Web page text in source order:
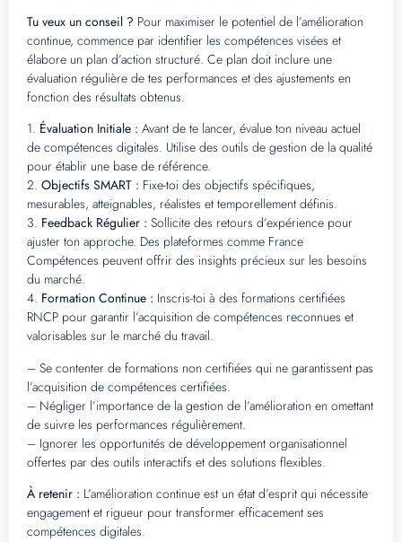
Tu veux un conseil ? Pour maximiser le potentiel de l’amélioration
continue, commence par identifier les compétences visées et
élabore un plan d’action structuré. Ce plan doit inclure une
évaluation régulière de tes performances et des ajustements en
fonction des résultats obtenus.
1. Évaluation Initiale : Avant de te lancer, évalue ton niveau actuel
de compétences digitales. Utilise des outils de gestion de la qualité
pour établir une base de référence.
2. Objectifs SMART : Fixe-toi des objectifs spécifiques,
mesurables, atteignables, réalistes et temporellement définis.
3. Feedback Régulier : Sollicite des retours d’expérience pour
ajuster ton approche. Des plateformes comme France
Compétences peuvent offrir des insights précieux sur les besoins
du marché.
4. Formation Continue : Inscris-toi à des formations certifiées
RNCP pour garantir l’acquisition de compétences reconnues et
valorisables sur le marché du travail.
– Se contenter de formations non certifiées qui ne garantissent pas
l’acquisition de compétences certifiées.
– Négliger l’importance de la gestion de l’amélioration en omettant
de suivre les performances régulièrement.
– Ignorer les opportunités de développement organisationnel
offertes par des outils interactifs et des solutions flexibles.
À retenir : L’amélioration continue est un état d’esprit qui nécessite
engagement et rigueur pour transformer efficacement ses
compétences digitales.